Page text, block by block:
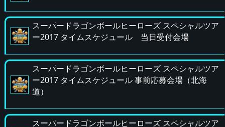
スーパードラゴンボールヒーローズ スペシャルツア
ー2017 タイムスケジュール 当日受付会場
スーパードラゴンボールヒーローズ スペシャルツア
ー2017 タイムスケジュール 事前応募会場（北海
道）
スーパードラゴンボールヒーローズ スペシャルツア